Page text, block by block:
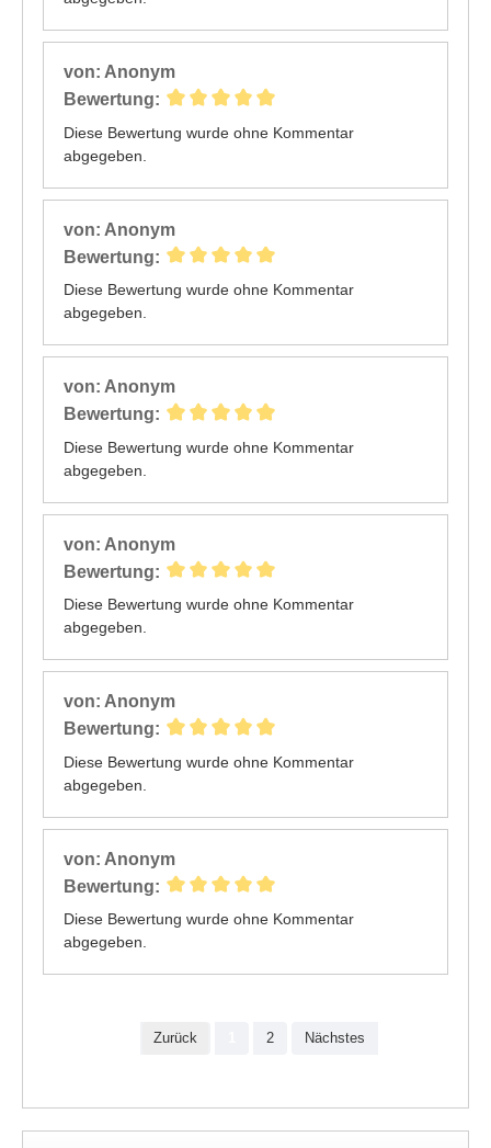
von: Anonym
Bewertung:
Diese Bewertung wurde ohne Kommentar
abgegeben.
von: Anonym
Bewertung:
Diese Bewertung wurde ohne Kommentar
abgegeben.
von: Anonym
Bewertung:
Diese Bewertung wurde ohne Kommentar
abgegeben.
von: Anonym
Bewertung:
Diese Bewertung wurde ohne Kommentar
abgegeben.
von: Anonym
Bewertung:
Diese Bewertung wurde ohne Kommentar
abgegeben.
von: Anonym
Bewertung:
Diese Bewertung wurde ohne Kommentar
abgegeben.
Zurück 2 Nächstes